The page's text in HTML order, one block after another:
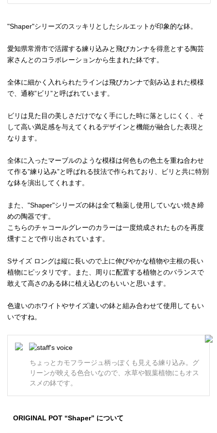
"Shaper"シリーズのスッキリとしたシルエットが印象的な鉢。
愛知県常滑市で活躍する練り込みと飛びカンナを得意とする陶芸
家さんとのコラボレーションから生まれた鉢です。
全体に細かく入れられたラインは飛びカンナで刻み込まれた模様
で、通称”ビリ”と呼ばれています。
ビリは見た目の美しさだけでなく手にした時に落としにくく、そ
して高い満足感を与えてくれるデザインと機能が融合した表現と
なります。
全体に入ったマーブルのような模様は何色もの色土を重ね合わせ
て作る”練り込み”と呼ばれる技法で作られており、ビリと共に特別
な鉢を演出してくれます。
また、"Shaper"シリーズの鉢は全て釉薬し使用していない焼き締
めの陶器です。
こちらのチャコールグレーのカラーは一度焼成されたものを再度
燻すことで作り出されています。
Sサイズ ロングは縦に長いので上に伸びやかな植物や主根の長い
植物にピッタリです。また、周りに配置する植物とのバランスで
敢えて高さのある鉢に植え込むのもいいと思います。
色違いのホワイトやサイズ違いの鉢と組み合わせて使用してもい
いですね。
ちょっとカモフラージュ柄っぽくも見える練り込み。グ
リーンが映える色合いなので、水草や観葉植物にもオス
スメの鉢です。
ORIGINAL POT “Shaper” について